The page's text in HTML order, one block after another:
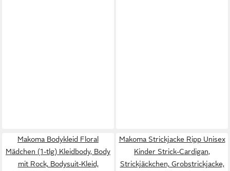
Makoma Bodykleid Floral
Mädchen (1-tlg) Kleidbody, Body
mit Rock, Bodysuit-Kleid,
Makoma Strickjacke Ripp Unisex
Kinder Strick-Cardigan,
Strickjäckchen, Grobstrickjacke,